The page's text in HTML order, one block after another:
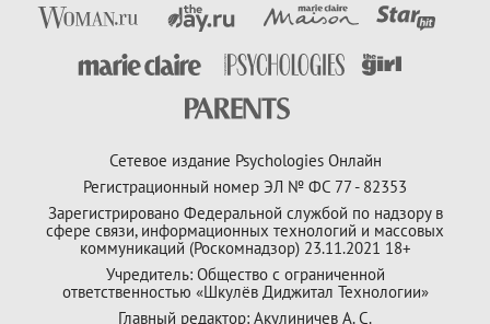
Сетевое издание Psychologies Онлайн
Регистрационный номер ЭЛ № ФС 77 - 82353
Зарегистрировано Федеральной службой по надзору в
сфере связи, информационных технологий и массовых
коммуникаций (Роскомнадзор) 23.11.2021 18+
Учредитель: Общество с ограниченной
ответственностью «Шкулёв Диджитал Технологии»
Главный редактор: Акулиничев А. С.